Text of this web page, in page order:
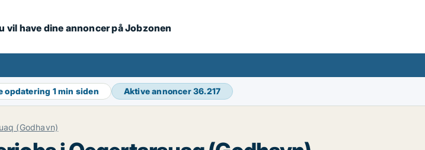
vil have dine annoncer på Jobzonen
opdatering 1 min siden Aktive annoncer36.217
(Godhavn)